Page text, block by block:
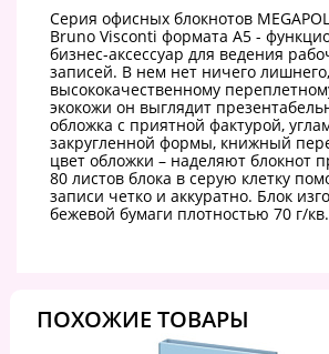
Серия офисных блокнотов
Bruno Visconti формата А5 -
бизнес-аксессуар для ведения
записей. В нем нет ничего
высококачественному
экокожи он выглядит
обложка с приятной фактурой,
закругленной формы, книжный
цвет обложки – наделяют блокнот
80 листов блока в серую клетку
записи четко и аккуратно. Блок
бежевой бумаги плотностью 70 г/
ПОХОЖИЕ ТОВАРЫ